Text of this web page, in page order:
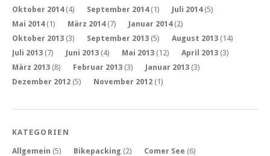
Oktober 2014(4) September 2014(1) Juli 2014(5)
Mai 2014(1) März 2014(7) Januar 2014(2)
Oktober 2013 (3) September 2013 (5) August 2013 (14)
Juli 2013 (7) Juni 2013 (4) Mai 2013 (12) April 2013 (3)
März 2013 (8) Februar 2013 (3) Januar 2013 (3)
Dezember 2012 (5) November 2012 (1)
KATEGORIEN
Allgemein (5) Bikepacking (2) Comer See (6)